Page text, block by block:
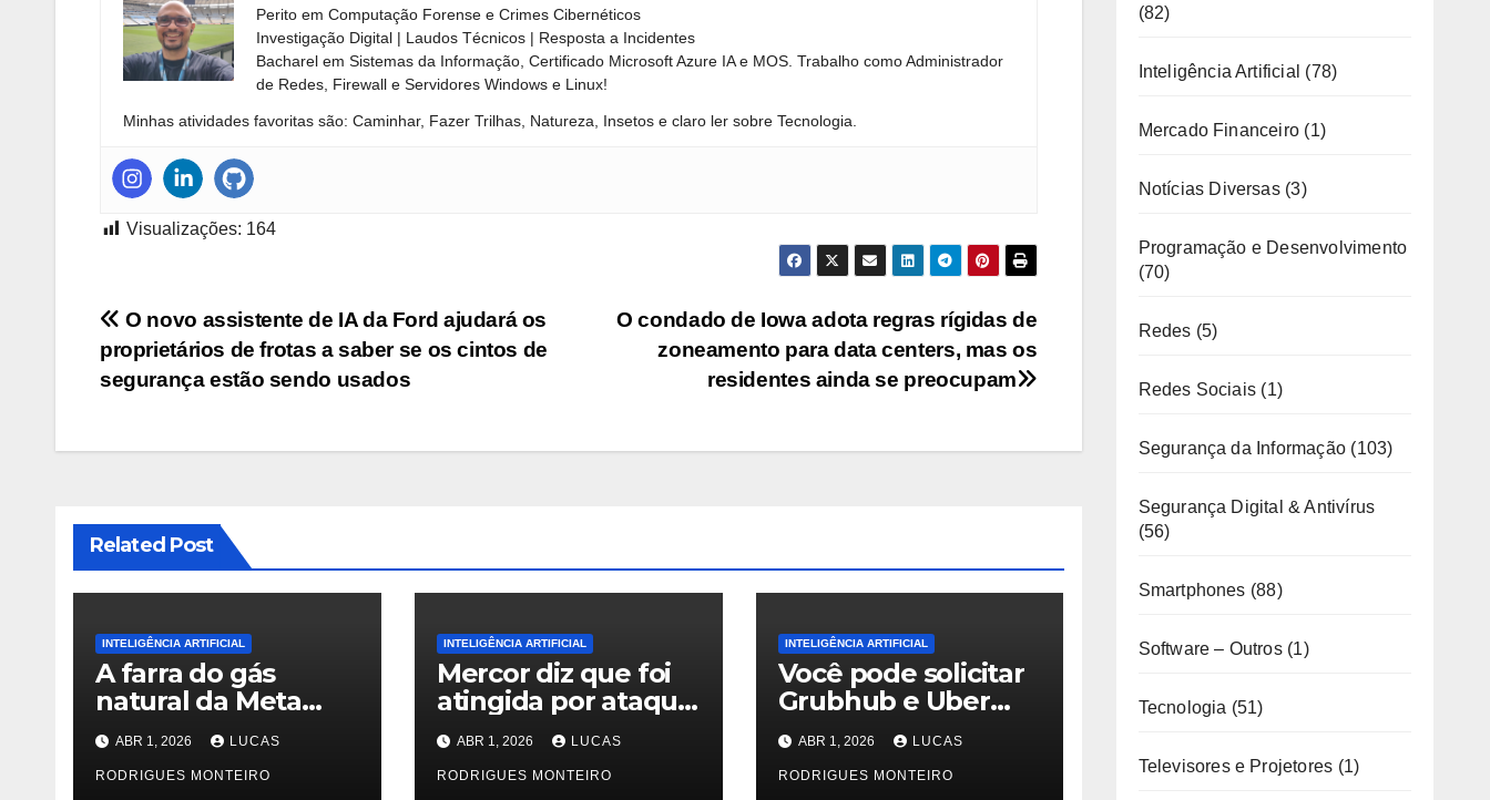
Perito em Computação Forense e Crimes Cibernéticos
Investigação Digital | Laudos Técnicos | Resposta a Incidentes
Bacharel em Sistemas da Informação, Certificado Microsoft Azure IA e MOS. Trabalho como Administrador
de Redes, Firewall e Servidores Windows e Linux!
Minhas atividades favoritas são: Caminhar, Fazer Trilhas, Natureza, Insetos e claro ler sobre Tecnologia.
Visualizações: 164
Navegação
de
O condado de Iowa adota regras rígidas de
zoneamento para data centers, mas os
residentes ainda se preocupam
O novo assistente de IA da Ford ajudará os
proprietários de frotas a saber se os cintos de
segurança estão sendo usados
Related Post
INTELIGÊNCIA ARTIFICIAL
A farra do gás
natural da Meta
pode abastecer
Dakota do Sul
ABR 1, 2026 LUCAS
RODRIGUES MONTEIRO
INTELIGÊNCIA ARTIFICIAL
Mercor diz que foi
atingida por ataque
cibernético ligado
ao
comprometimento
ABR 1, 2026 LUCAS
RODRIGUES MONTEIRO
INTELIGÊNCIA ARTIFICIAL
Você pode solicitar
Grubhub e Uber
Eats
‘conversacionalmen
te’ com Alexa Plus
ABR 1, 2026 LUCAS
RODRIGUES MONTEIRO
(82)
Inteligência Artificial (78)
Mercado Financeiro (1)
Notícias Diversas(3)
Programação e Desenvolvimento
(70)
Redes (5)
Redes Sociais (1)
Segurança da Informação (103)
Segurança Digital & Antivírus
(56)
Smartphones (88)
Software – Outros(1)
Tecnologia (51)
Televisores e Projetores (1)